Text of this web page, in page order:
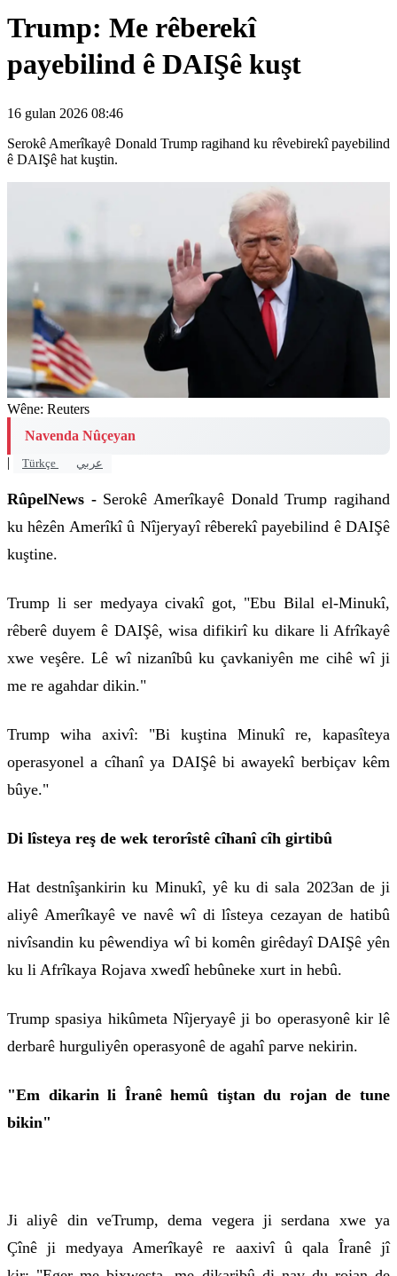
Trump: Me rêberekî
payebilind ê DAIŞê kuşt
16 gulan 2026 08:46
Serokê Amerîkayê Donald Trump ragihand ku rêvebirekî payebilind
ê DAIŞê hat kuştin.
Wêne: Reuters
Navenda Nûçeyan
|
Türkçe عربي
RûpelNews -Serokê Amerîkayê Donald Trump ragihand
ku hêzên Amerîkî û Nîjeryayî rêberekî payebilind ê DAIŞê
kuştine.
Trump li ser medyaya civakî got, "Ebu Bilal el-Minukî,
rêberê duyem ê DAIŞê, wisa difikirî ku dikare li Afrîkayê
xwe veşêre. Lê wî nizanîbû ku çavkaniyên me cihê wî ji
me re agahdar dikin."
Trump wiha axivî: "Bi kuştina Minukî re, kapasîteya
operasyonel a cîhanî ya DAIŞê bi awayekî berbiçav kêm
bûye."
Di lîsteya reş de wek terorîstê cîhanî cîh girtibû
Hat destnîşankirin ku Minukî, yê ku di sala 2023an de ji
aliyê Amerîkayê ve navê wî di lîsteya cezayan de hatibû
nivîsandin ku pêwendiya wî bi komên girêdayî DAIŞê yên
ku li Afrîkaya Rojava xwedî hebûneke xurt in hebû.
Trump spasiya hikûmeta Nîjeryayê ji bo operasyonê kir lê
derbarê hurguliyên operasyonê de agahî parve nekirin.
"Em dikarin li Îranê hemû tiştan du rojan de tune
bikin"
Ji aliyê din veTrump, dema vegera ji serdana xwe ya
Çînê ji medyaya Amerîkayê re aaxivî û qala Îranê jî